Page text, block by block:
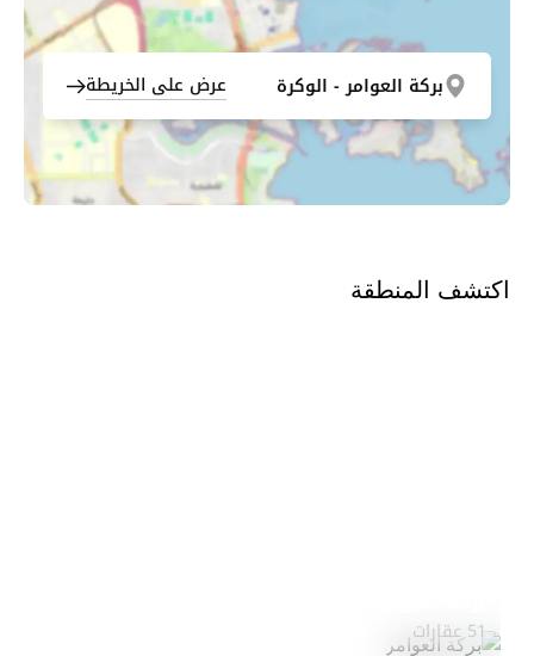
بركة العوامر - الوكرة عرض على الخريطة
اكتشف المنطقة
51 عقارات